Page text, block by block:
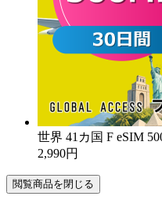
世界 41カ国 F eSIM
2,990円
閲覧商品を閉じる